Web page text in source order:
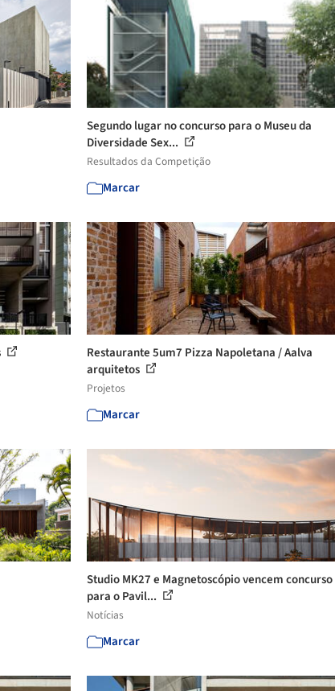
Segundo lugar no concurso para o Museu da
Diversidade Sex...
Resultados da Competição
Marcar
Restaurante 5um7 Pizza Napoletana / Aalva
arquitetos
Projetos
Marcar
Studio MK27 e Magnetoscópio vencem concurso
para o Pavil...
Notícias
Marcar